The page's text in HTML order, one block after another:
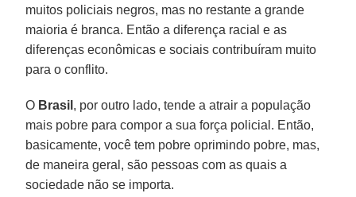
muitos policiais negros, mas no restante a grande
maioria é branca. Então a diferença racial e as
diferenças econômicas e sociais contribuíram muito
para o conflito.
O Brasil , por outro lado, tende a atrair a população
mais pobre para compor a sua força policial. Então,
basicamente, você tem pobre oprimindo pobre, mas,
de maneira geral, são pessoas com as quais a
sociedade não se importa.